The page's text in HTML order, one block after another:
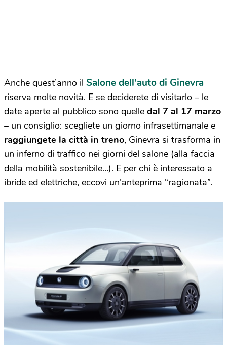
Anche quest’anno il Salone dell’auto di Ginevra
riserva molte novità. E se deciderete di visitarlo – le
date aperte al pubblico sono quelle dal 7 al 17 marzo
– un consiglio: scegliete un giorno infrasettimanale e
raggiungete la città in treno, Ginevra si trasforma in
un inferno di traffico nei giorni del salone (alla faccia
della mobilità sostenibile…). E per chi è interessato a
ibride ed elettriche, eccovi un’anteprima “ragionata”.